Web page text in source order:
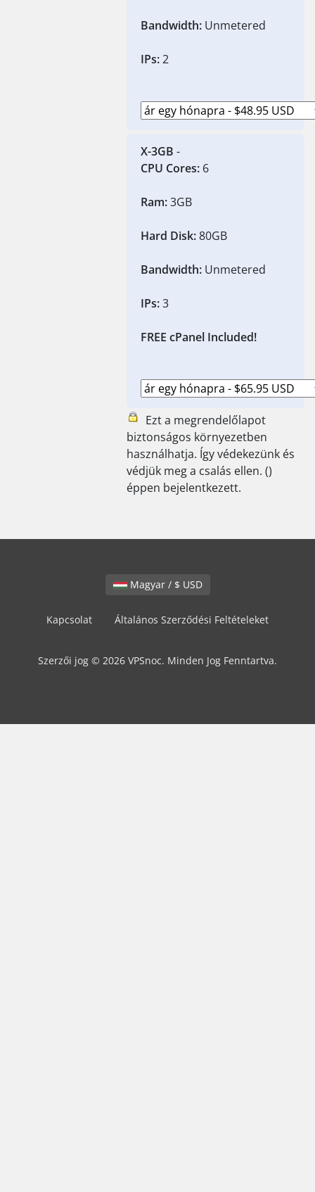
Bandwidth: Unmetered
IPs:2
X-3GB -
CPU Cores: 6
Ram:3GB
Hard Disk:80GB
Bandwidth: Unmetered
IPs:3
FREE cPanel Included!
Ezt a megrendelőlapot
biztonságos környezetben
használhatja. Így védekezünk és
védjük meg a csalás ellen. ()
éppen bejelentkezett.
Magyar / $ USD
Kapcsolat Általános Szerződési Feltételeket
Szerzői jog © 2026 VPSnoc. Minden Jog Fenntartva.